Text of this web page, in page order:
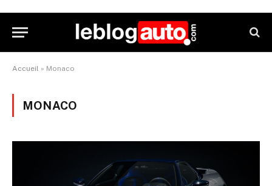
Accueil » Monaco
MONACO